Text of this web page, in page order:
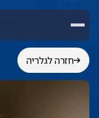
חזרה לגלריה